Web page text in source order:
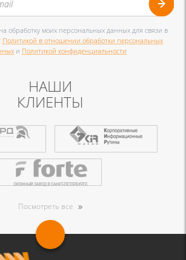
обработку моих персональных данных для связи в
Политикой в отношении обработки персональных
и Политикой конфиденциальности
НАШИ
КЛИЕНТЫ
Посмотреть все